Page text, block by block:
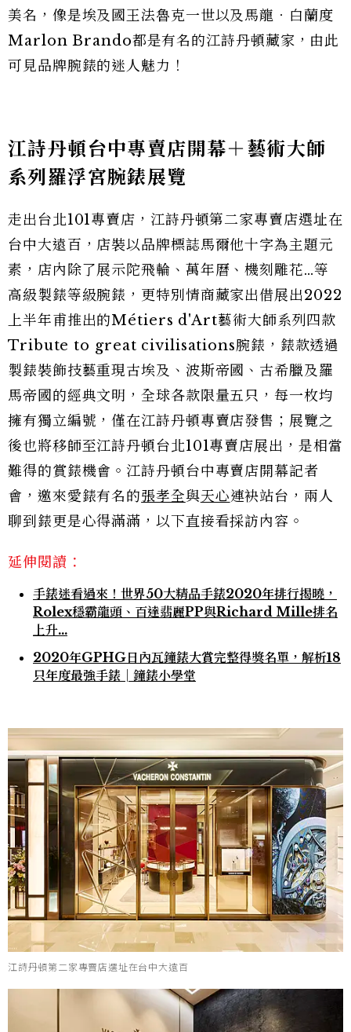
美名，像是埃及國王法魯克一世以及馬龍．白蘭度
Marlon Brando都是有名的江詩丹頓藏家，由此
可見品牌腕錶的迷人魅力！
江詩丹頓台中專賣店開幕＋藝術大師
系列羅浮宮腕錶展覽
走出台北101專賣店，江詩丹頓第二家專賣店選址在
台中大遠百，店裝以品牌標誌馬爾他十字為主題元
素，店內除了展示陀飛輪、萬年曆、機刻雕花…等
高級製錶等級腕錶，更特別情商藏家出借展出2022
上半年甫推出的Métiers d'Art藝術大師系列四款
Tribute to great civilisations腕錶，錶款透過
製錶裝飾技藝重現古埃及、波斯帝國、古希臘及羅
馬帝國的經典文明，全球各款限量五只，每一枚均
擁有獨立編號，僅在江詩丹頓專賣店發售；展覽之
後也將移師至江詩丹頓台北101專賣店展出，是相當
難得的賞錶機會。江詩丹頓台中專賣店開幕記者
會，邀來愛錶有名的張孝全與天心連袂站台，兩人
聊到錶更是心得滿滿，以下直接看採訪內容。
延伸閱讀：
手錶迷看過來！世界50大精品手錶2020年排行揭曉，
Rolex穩霸龍頭、百達翡麗PP與Richard Mille排名
上升…
2020年GPHG日內瓦鐘錶大賞完整得獎名單，解析18
只年度最強手錶│鐘錶小學堂
江詩丹頓第二家專賣店選址在台中大遠百